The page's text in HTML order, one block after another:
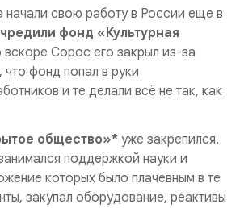
начали свою работу в России еще в
фонд «Культурная
вскоре Сорос его закрыл из-за
что фонд попал в руки
и те делали всё не так, как
общество»*уже закрепился.
поддержкой науки и
которых было плачевным в те
закупал оборудование, реактивы